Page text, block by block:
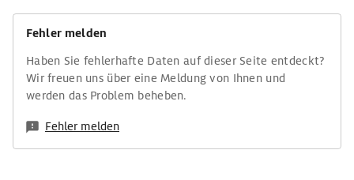
Fehler melden
Haben Sie fehlerhafte Daten auf dieser Seite entdeckt?
Wir freuen uns über eine Meldung von Ihnen und
werden das Problem beheben.
Fehler melden